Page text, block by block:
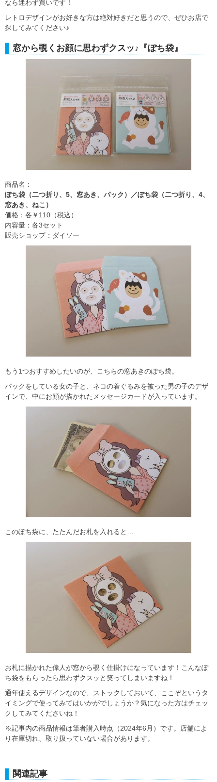
なら迷わず買いです！
レトロデザインがお好きな方は絶対好きだと思うので、ぜひお店で
探してみてください♪
窓から覗くお顔に思わずクスッ♪『ぽち袋』
商品名：
ぽち袋（二つ折り、5、窓あき、パック）／ぽち袋（二つ折り、4、
窓あき、ねこ）
価格：各￥110（税込）
内容量：各3セット
販売ショップ：ダイソー
もう1つおすすめしたいのが、こちらの窓あきのぽち袋。
パックをしている女の子と、ネコの着ぐるみを被った男の子のデザ
インで、中にお顔が描かれたメッセージカードが入っています。
このぽち袋に、たたんだお札を入れると…
お札に描かれた偉人が窓から覗く仕掛けになっています！こんなぽ
ち袋をもらったら思わずクスッと笑ってしまいますね！
通年使えるデザインなので、ストックしておいて、ここぞというタ
イミングで使ってみてはいかがでしょうか？気になった方はチェッ
クしてみてくださいね！
※記事内の商品情報は筆者購入時点（2024年6月）です。店舗によ
り在庫切れ、取り扱っていない場合があります。
関連記事